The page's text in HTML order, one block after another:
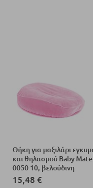
Θήκη για μαξιλάρι
και θηλασμού Baby
0050 10, βελούδινη
15,48 €